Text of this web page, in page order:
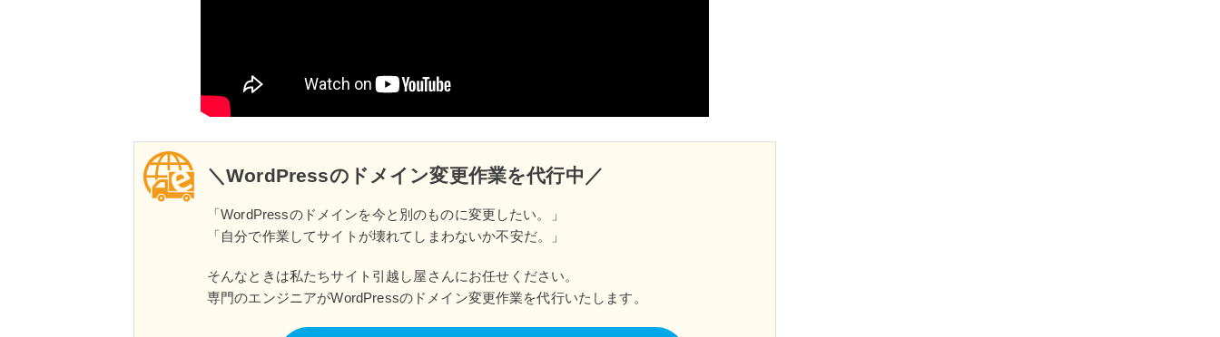
＼WordPressのドメイン変更作業を代行中／
「WordPressのドメインを今と別のものに変更したい。」
「自分で作業してサイトが壊れてしまわないか不安だ。」
そんなときは私たちサイト引越し屋さんにお任せください。
専門のエンジニアがWordPressのドメイン変更作業を代行いたします。